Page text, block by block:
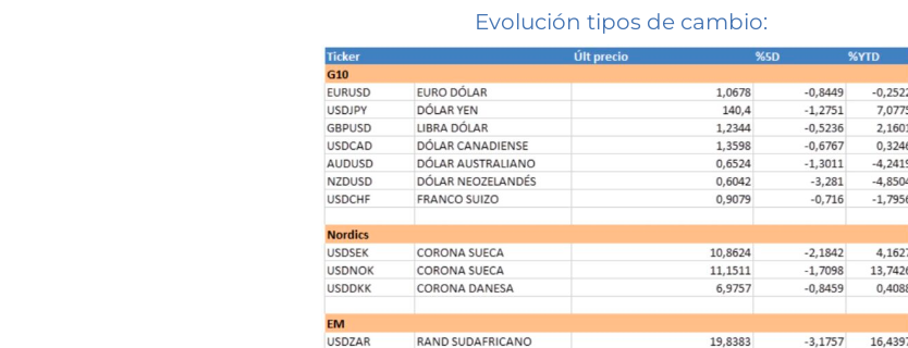
Evolución tipos de cambio: